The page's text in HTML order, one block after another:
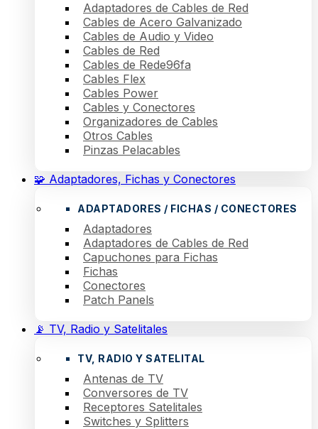
Adaptadores de Cables de Red
Cables de Acero Galvanizado
Cables de Audio y Video
Cables de Red
Cables de Rede96fa
Cables Flex
Cables Power
Cables y Conectores
Organizadores de Cables
Otros Cables
Pinzas Pelacables
🧩 Adaptadores, Fichas y Conectores
ADAPTADORES / FICHAS / CONECTORES
Adaptadores
Adaptadores de Cables de Red
Capuchones para Fichas
Fichas
Conectores
Patch Panels
📡 TV, Radio y Satelitales
TV, RADIO Y SATELITAL
Antenas de TV
Conversores de TV
Receptores Satelitales
Switches y Splitters